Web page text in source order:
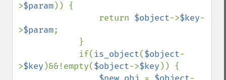
>$param)) {
                return
$object->$key-
>$param;
            if(
is_object($object-
>$key )&&!empty($object->$key )) {